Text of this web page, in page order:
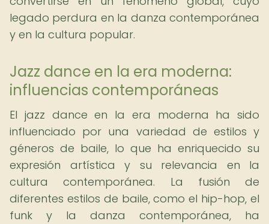
legado perdura en la danza contemporánea
y en la cultura popular.
Jazz dance en la era moderna:
influencias contemporáneas
El jazz dance en la era moderna ha sido
influenciado por una variedad de estilos y
géneros de baile, lo que ha enriquecido su
expresión artística y su relevancia en la
cultura contemporánea. La fusión de
diferentes estilos de baile, como el hip-hop, el
funk y la danza contemporánea, ha